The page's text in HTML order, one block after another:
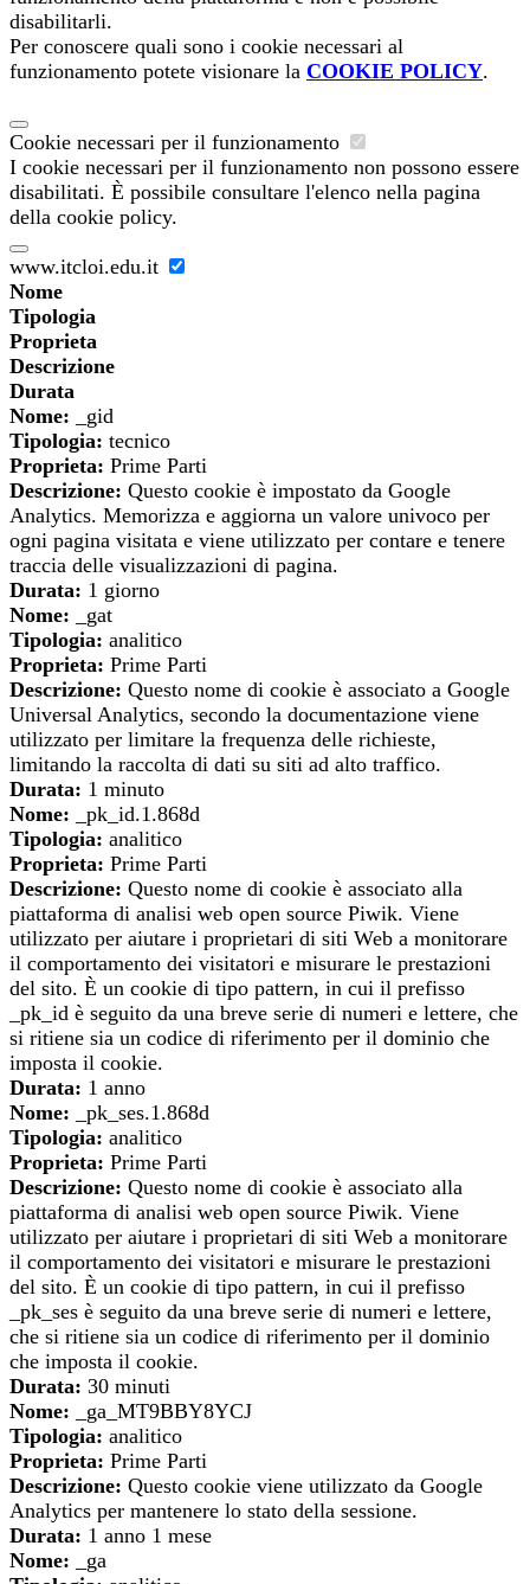
disabilitarli.
Per conoscere quali sono i cookie necessari al
funzionamento potete visionare la COOKIE POLICY.
Cookie necessari per il funzionamento
I cookie necessari per il funzionamento non possono essere
disabilitati. È possibile consultare l'elenco nella pagina
della cookie policy.
www.itcloi.edu.it
Nome
Tipologia
Proprieta
Descrizione
Durata
Nome: _gid
Tipologia: tecnico
Proprieta: Prime Parti
Descrizione: Questo cookie è impostato da Google
Analytics. Memorizza e aggiorna un valore univoco per
ogni pagina visitata e viene utilizzato per contare e tenere
traccia delle visualizzazioni di pagina.
Durata: 1 giorno
Nome: _gat
Tipologia: analitico
Proprieta: Prime Parti
Descrizione: Questo nome di cookie è associato a Google
Universal Analytics, secondo la documentazione viene
utilizzato per limitare la frequenza delle richieste,
limitando la raccolta di dati su siti ad alto traffico.
Durata: 1 minuto
Nome: _pk_id.1.868d
Tipologia: analitico
Proprieta: Prime Parti
Descrizione: Questo nome di cookie è associato alla
piattaforma di analisi web open source Piwik. Viene
utilizzato per aiutare i proprietari di siti Web a monitorare
il comportamento dei visitatori e misurare le prestazioni
del sito. È un cookie di tipo pattern, in cui il prefisso
_pk_id è seguito da una breve serie di numeri e lettere, che
si ritiene sia un codice di riferimento per il dominio che
imposta il cookie.
Durata: 1 anno
Nome: _pk_ses.1.868d
Tipologia: analitico
Proprieta: Prime Parti
Descrizione: Questo nome di cookie è associato alla
piattaforma di analisi web open source Piwik. Viene
utilizzato per aiutare i proprietari di siti Web a monitorare
il comportamento dei visitatori e misurare le prestazioni
del sito. È un cookie di tipo pattern, in cui il prefisso
_pk_ses è seguito da una breve serie di numeri e lettere,
che si ritiene sia un codice di riferimento per il dominio
che imposta il cookie.
Durata: 30 minuti
Nome: _ga_MT9BBY8YCJ
Tipologia: analitico
Proprieta: Prime Parti
Descrizione: Questo cookie viene utilizzato da Google
Analytics per mantenere lo stato della sessione.
Durata: 1 anno 1 mese
Nome: _ga